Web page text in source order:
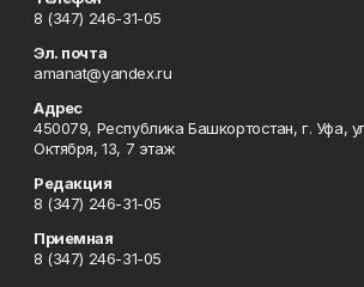
8 (347) 246-31-05
Эл. почта
amanat@yandex.ru
Адрес
450079, Республика Башкортостан, г. Уфа,
Октября, 13, 7 этаж
Редакция
8 (347) 246-31-05
Приемная
8 (347) 246-31-05